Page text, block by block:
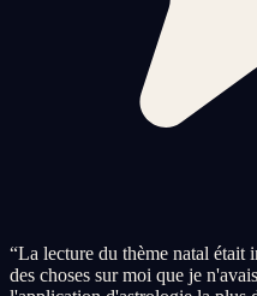
“La lecture du thème natal était
des choses sur moi que je